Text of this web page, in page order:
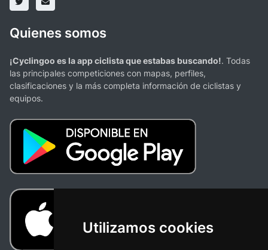
Utilizamos cookies
Quienes somos
¡Cyclingoo es la app ciclista que estabas buscando!. Todas
las principales competiciones con mapas, perfiles,
clasificaciones y la más completa información de ciclistas y
equipos.